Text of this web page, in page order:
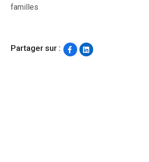
familles
Partager sur :